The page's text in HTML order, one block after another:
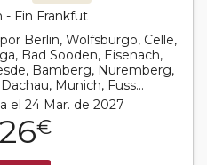
- Fin Frankfut
Berlin, Wolfsburgo, Celle,
Bad Sooden, Eisenach,
Bamberg, Nuremberg,
Munich, Fuss...
el 24 Mar. de 2027
€